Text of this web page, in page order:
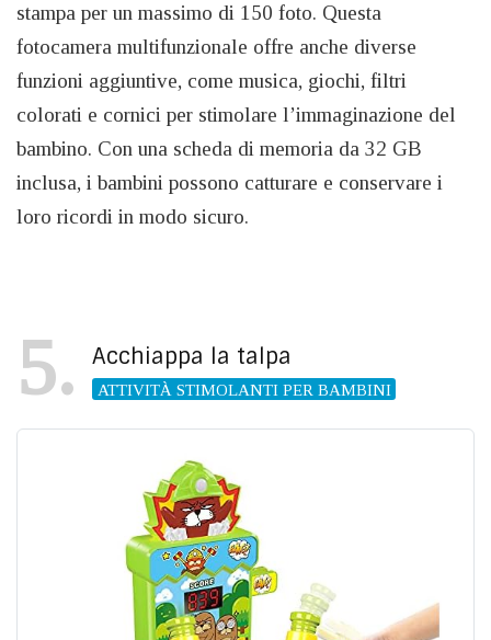
stampa per un massimo di 150 foto. Questa
fotocamera multifunzionale offre anche diverse
funzioni aggiuntive, come musica, giochi, filtri
colorati e cornici per stimolare l’immaginazione del
bambino. Con una scheda di memoria da 32 GB
inclusa, i bambini possono catturare e conservare i
loro ricordi in modo sicuro.
5 Acchiappa la talpa
ATTIVITÀ STIMOLANTI PER BAMBINI